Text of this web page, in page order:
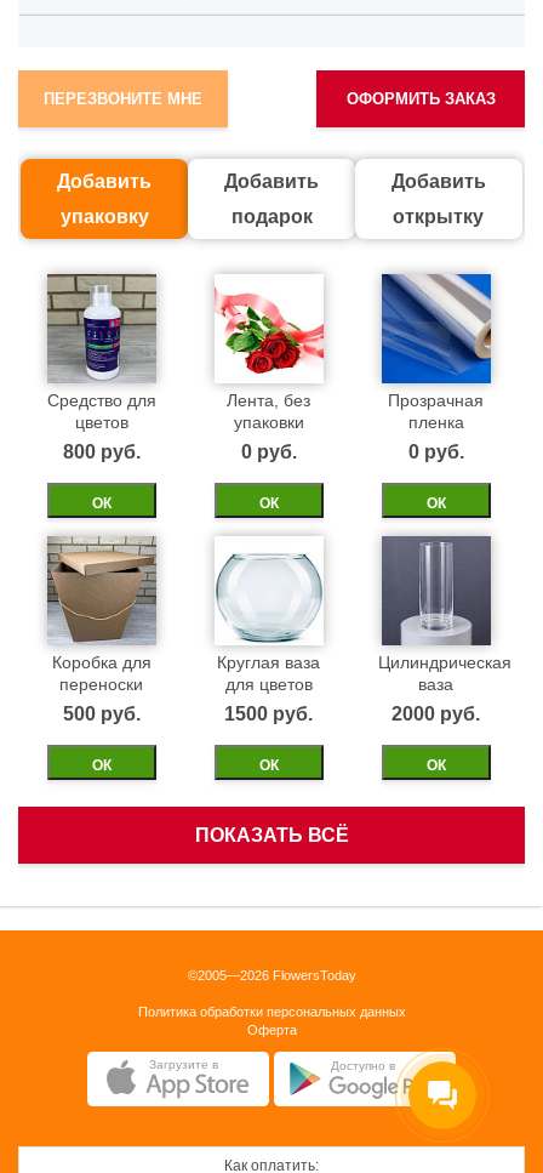
ОФОРМИТЬ ЗАКАЗ
ПЕРЕЗВОНИТЕ МНЕ
Добавить
упаковку
Добавить
подарок
Добавить
открытку
Средство для
цветов
800 pуб.
ОК
Лента, без
упаковки
0 pуб.
ОК
Прозрачная
пленка
0 pуб.
ОК
Коробка для
переноски
500 pуб.
ОК
Круглая ваза
для цветов
1500 pуб.
ОК
Цилиндрическая
ваза
2000 pуб.
ОК
коробка 40см
ОК ОК
ПОКАЗАТЬ ВСЁ
©2005—2026 FlowersToday
Политика обработки персональных данных
Оферта
Загрузите в Доступно в
Как оплатить: